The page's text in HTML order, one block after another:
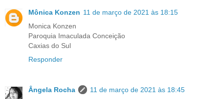
Mônica Konzen 11 de março de 2021 às 18:15
Monica Konzen
Paroquia Imaculada Conceição
Caxias do Sul
Responder
Ângela Rocha
11 de março de 2021 às 18:45